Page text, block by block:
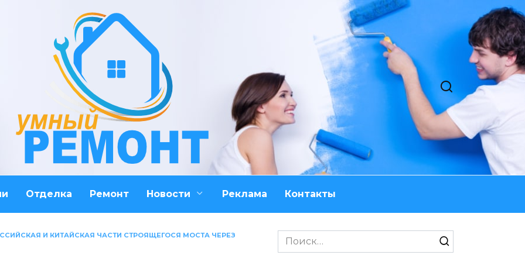
Отделка Ремонт Новости Реклама Контакты
И КИТАЙСКАЯ ЧАСТИ СТРОЯЩЕГОСЯ МОСТА ЧЕРЕЗ
Search
for: